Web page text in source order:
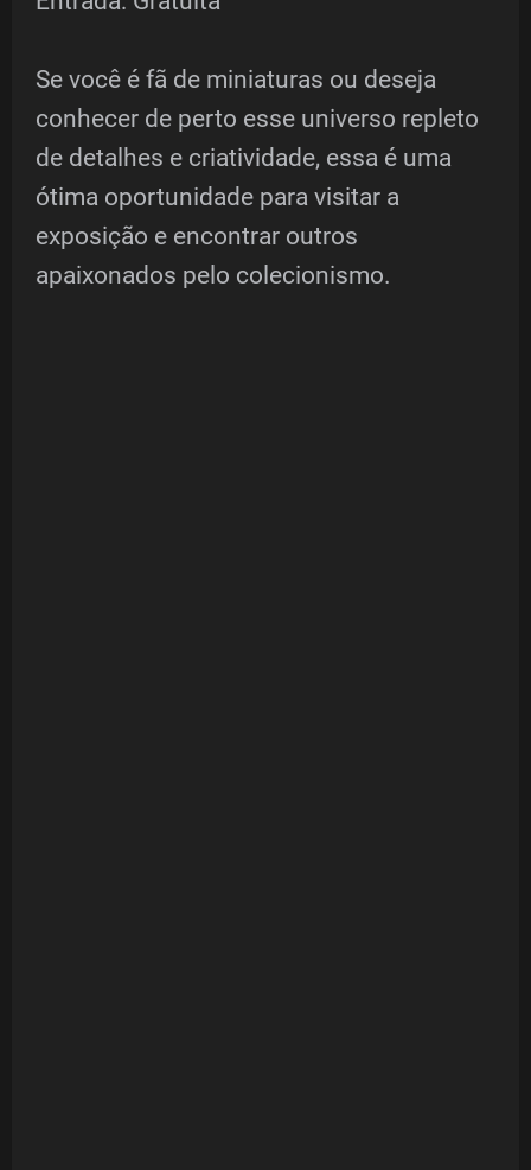
Se você é fã de miniaturas ou deseja
conhecer de perto esse universo repleto
de detalhes e criatividade, essa é uma
ótima oportunidade para visitar a
exposição e encontrar outros
apaixonados pelo colecionismo.